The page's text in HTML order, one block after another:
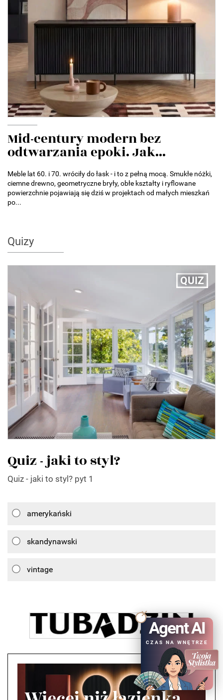
Mid-century modern bez
odtwarzania epoki. Jak...
Meble lat 60. i 70. wróciły do łask - i to z pełną mocą. Smukłe nóżki,
ciemne drewno, geometryczne bryły, obłe kształty i ryflowane
powierzchnie pojawiają się dziś w projektach od małych mieszkań
po...
Quizy
QUIZ
Quiz - jaki to styl?
Quiz - jaki to styl? pyt 1
amerykański
skandynawski
vintage
Agent AI
CZAS NA WNĘTRZE